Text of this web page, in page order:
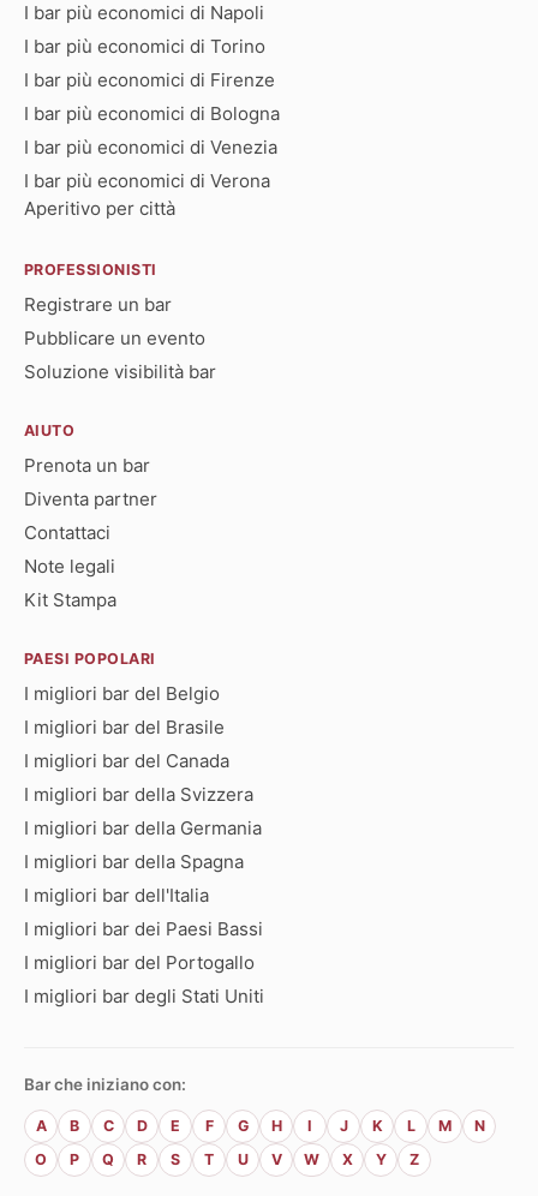
I bar più economici di Napoli
I bar più economici di Torino
I bar più economici di Firenze
I bar più economici di Bologna
I bar più economici di Venezia
I bar più economici di Verona
Aperitivo per città
PROFESSIONISTI
Registrare un bar
Pubblicare un evento
Soluzione visibilità bar
AIUTO
Prenota un bar
Diventa partner
Contattaci
Note legali
Kit Stampa
PAESI POPOLARI
I migliori bar del Belgio
I migliori bar del Brasile
I migliori bar del Canada
I migliori bar della Svizzera
I migliori bar della Germania
I migliori bar della Spagna
I migliori bar dell'Italia
I migliori bar dei Paesi Bassi
I migliori bar del Portogallo
I migliori bar degli Stati Uniti
Bar che iniziano con:
A B C D E F G H I J K L M
N
O
P Q R S T U V W X Y Z